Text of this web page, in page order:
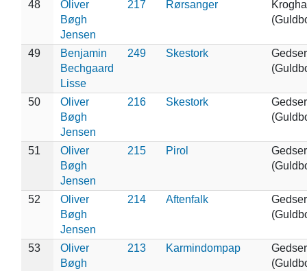
48
Oliver
Bøgh
Jensen
217 Rørsanger
49
Benjamin
Bechgaard
Lisse
249 Skestork
50
Oliver
Bøgh
Jensen
216 Skestork
51
Oliver
Bøgh
Jensen
215 Pirol
52
Oliver
Bøgh
Jensen
214 Aftenfalk
53
Oliver
Bøgh
213 Karmindompap